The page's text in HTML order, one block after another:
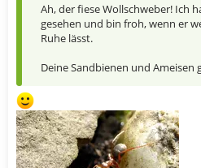
Ah, der fiese Wollschweber! Ich
gesehen und bin froh, wenn er
Ruhe lässt.
Deine Sandbienen und Ameisen